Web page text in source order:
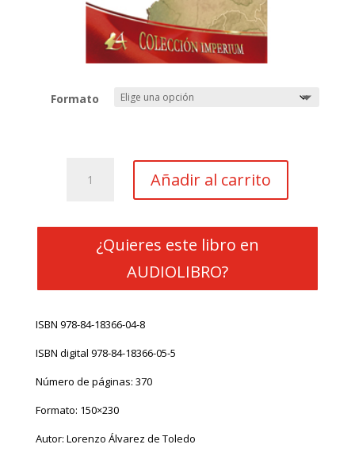
Formato
desde
Añadir al carrito
¿Quieres este libro en
AUDIOLIBRO?
ISBN 978-84-18366-04-8
ISBN digital 978-84-18366-05-5
Número de páginas: 370
Formato: 150×230
Autor: Lorenzo Álvarez de Toledo